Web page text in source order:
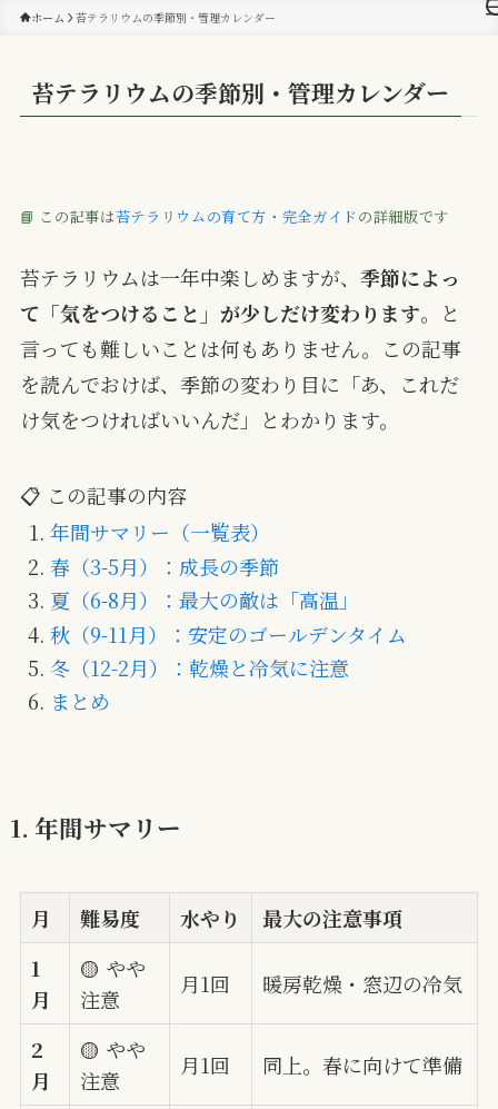
ホーム 苔テラリウムの季節別・管理カレンダー
苔テラリウムの季節別・管理カレンダー
📘 この記事は苔テラリウムの育て方・完全ガイドの詳細版です
苔テラリウムは一年中楽しめますが、 季節によっ
て「気をつけること」が少しだけ変わります。と
言っても難しいことは何もありません。この記事
を読んでおけば、季節の変わり目に「あ、これだ
け気をつければいいんだ」とわかります。
📋 この記事の内容
年間サマリー（一覧表）
春（3-5月）：成長の季節
夏（6-8月）：最大の敵は「高温」
秋（9-11月）：安定のゴールデンタイム
冬（12-2月）：乾燥と冷気に注意
まとめ
1. 年間サマリー
月 難易度 水やり
最大の注意事項
1
月
🟡 やや
注意
月1回 暖房乾燥・窓辺の冷気
2
月
🟡 やや
注意
月1回 同上。春に向けて準備